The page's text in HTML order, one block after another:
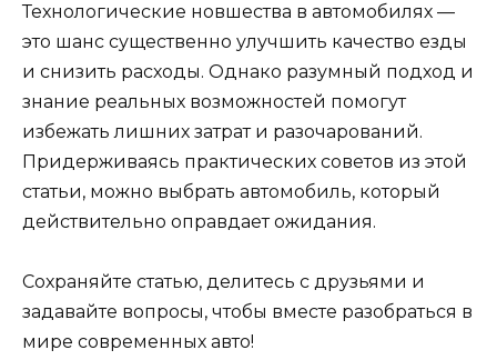
Технологические новшества в автомобилях —
это шанс существенно улучшить качество езды
и снизить расходы. Однако разумный подход и
знание реальных возможностей помогут
избежать лишних затрат и разочарований.
Придерживаясь практических советов из этой
статьи, можно выбрать автомобиль, который
действительно оправдает ожидания.
Сохраняйте статью, делитесь с друзьями и
задавайте вопросы, чтобы вместе разобраться в
мире современных авто!